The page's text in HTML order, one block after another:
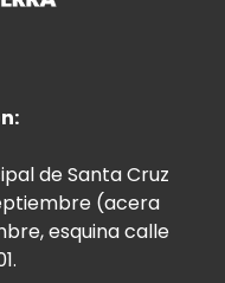
de Santa Cruz
(acera
esquina calle